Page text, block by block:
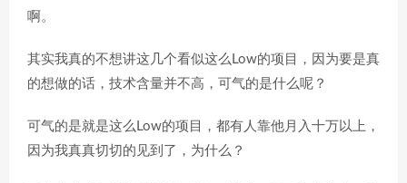
啊。
其实我真的不想讲这几个看似这么Low的项目，因为要是真
的想做的话，技术含量并不高，可气的是什么呢？
可气的是就是这么Low的项目，都有人靠他月入十万以上，
因为我真真切切的见到了，为什么？